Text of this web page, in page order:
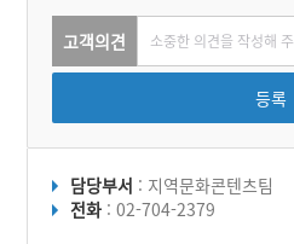
고객의견
등록
담당부서 : 지역문화콘텐츠팀
전화 : 02-704-2379